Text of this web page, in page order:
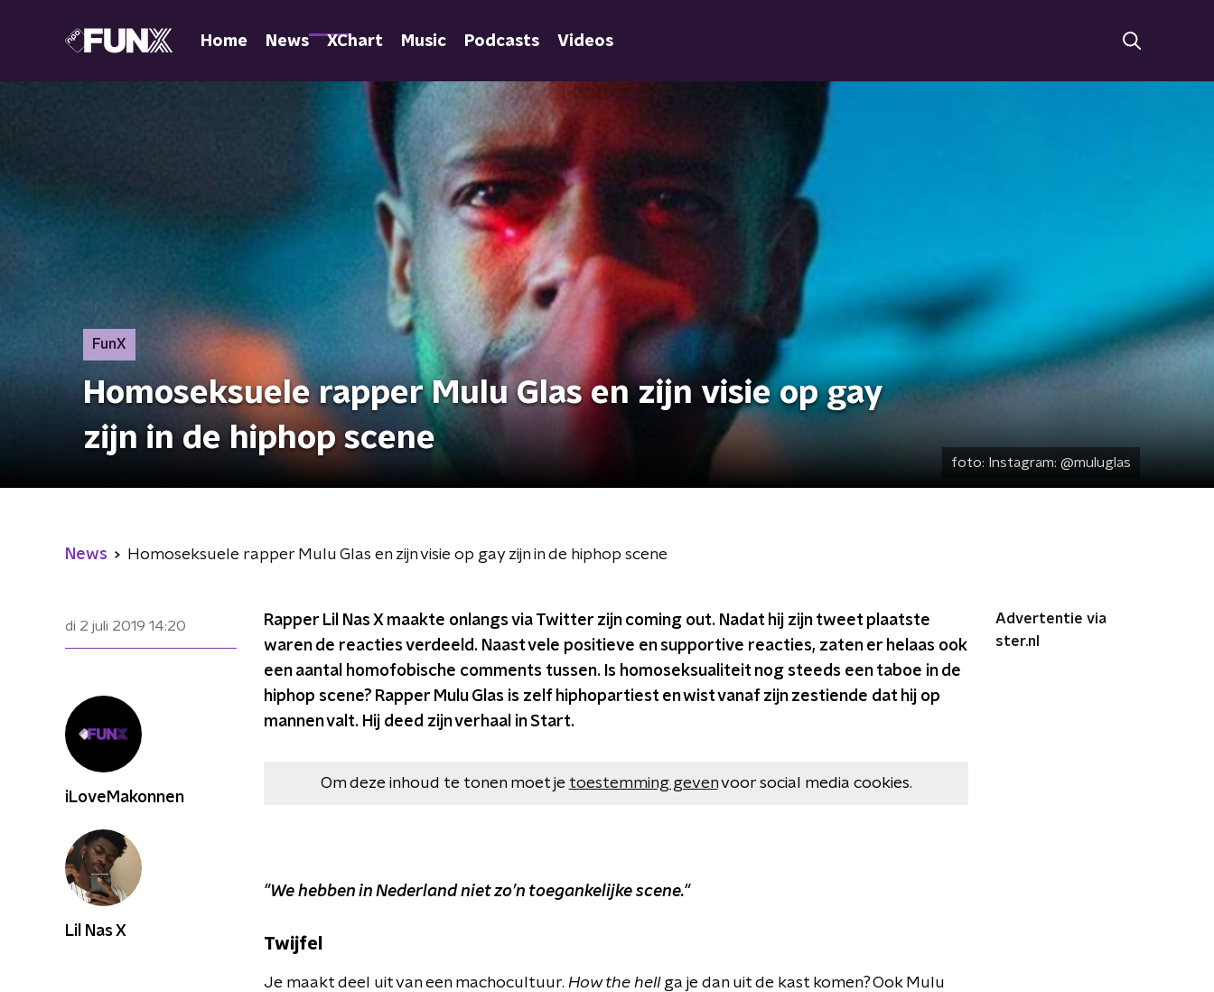
Home News XChart Music Podcasts Videos
FunX
Homoseksuele rapper Mulu Glas en zijn visie op gay
zijn in de hiphop scene
foto: Instagram: @muluglas
News Homoseksuele rapper Mulu Glas en zijn visie op gay zijn in de hiphop scene
di 2 juli 2019 14:20
Rapper Lil Nas X maakte onlangs via Twitter zijn coming out. Nadat hij zijn tweet plaatste
waren de reacties verdeeld. Naast vele positieve en supportive reacties, zaten er helaas ook
een aantal homofobische comments tussen. Is homoseksualiteit nog steeds een taboe in de
hiphop scene? Rapper Mulu Glas is zelf hiphopartiest en wist vanaf zijn zestiende dat hij op
mannen valt. Hij deed zijn verhaal in Start.
Om deze inhoud te tonen moet je toestemming gevenvoor social media cookies.
"We hebben in Nederland niet zo’n toegankelijke scene."
Twijfel
Je maakt deel uit van een machocultuur. How the hellga je dan uit de kast komen? Ook Mulu
Advertentie via
ster.nl
iLoveMakonnen
Lil Nas X